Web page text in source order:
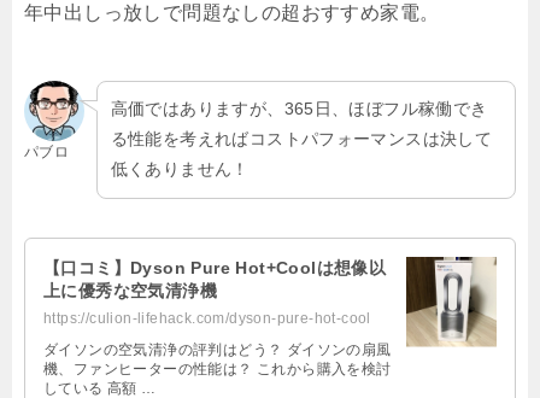
年中出しっ放しで問題なしの超おすすめ家電。
パブロ
高価ではありますが、365日、ほぼフル稼働でき
る性能を考えればコストパフォーマンスは決して
低くありません！
【口コミ】Dyson Pure Hot+Coolは想像以
上に優秀な空気清浄機
https://culion-lifehack.com/dyson-pure-hot-cool
ダイソンの空気清浄の評判はどう？ ダイソンの扇風
機、ファンヒーターの性能は？ これから購入を検討
している 高額 …